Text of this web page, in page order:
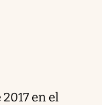
en el